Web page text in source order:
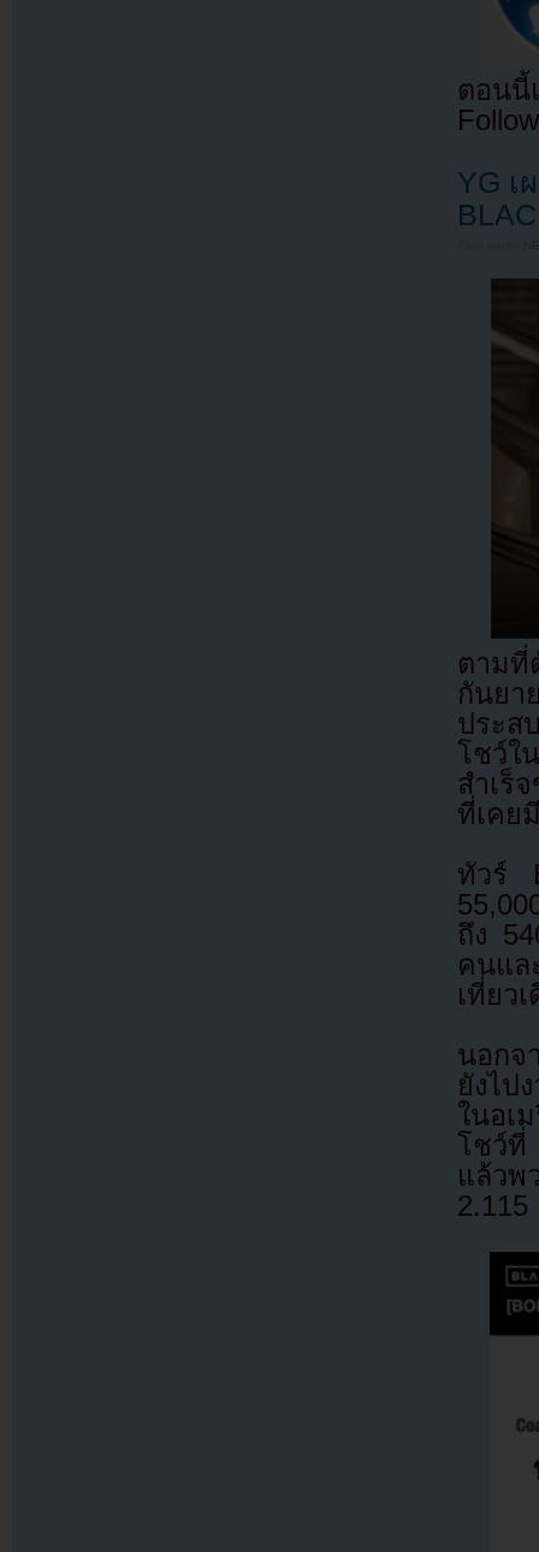
ตอนนี้
YG เ
ตามที่
กันยา
ประส
โชว์ใ
สำเร็
ที่เคย
ทัวร์
ถึง
คนแล
เที่ยว
นอกจ
ยังไป
ในอเ
โชว์ที่
แล้วพ
2.115